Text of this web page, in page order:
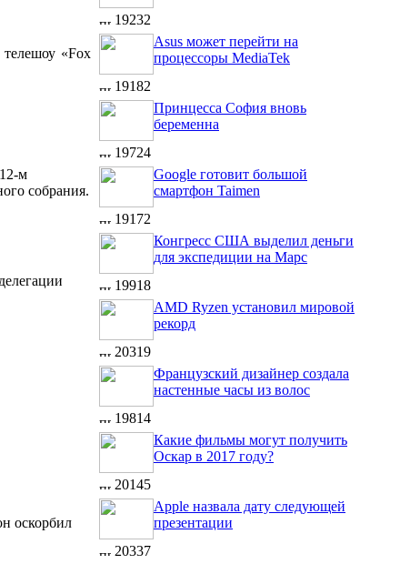
«Fox
м
собрания.
оскорбил
19232
Asus может перейти на
процессоры MediaTek
19182
Принцесса София вновь
беременна
19724
Google готовит большой
смартфон Taimen
19172
Конгресс США выделил деньги
для экспедиции на Марс
19918
AMD Ryzen установил мировой
рекорд
20319
Французский дизайнер создала
настенные часы из волос
19814
Какие фильмы могут получить
Оскар в 2017 году?
20145
Apple назвала дату следующей
презентации
20337